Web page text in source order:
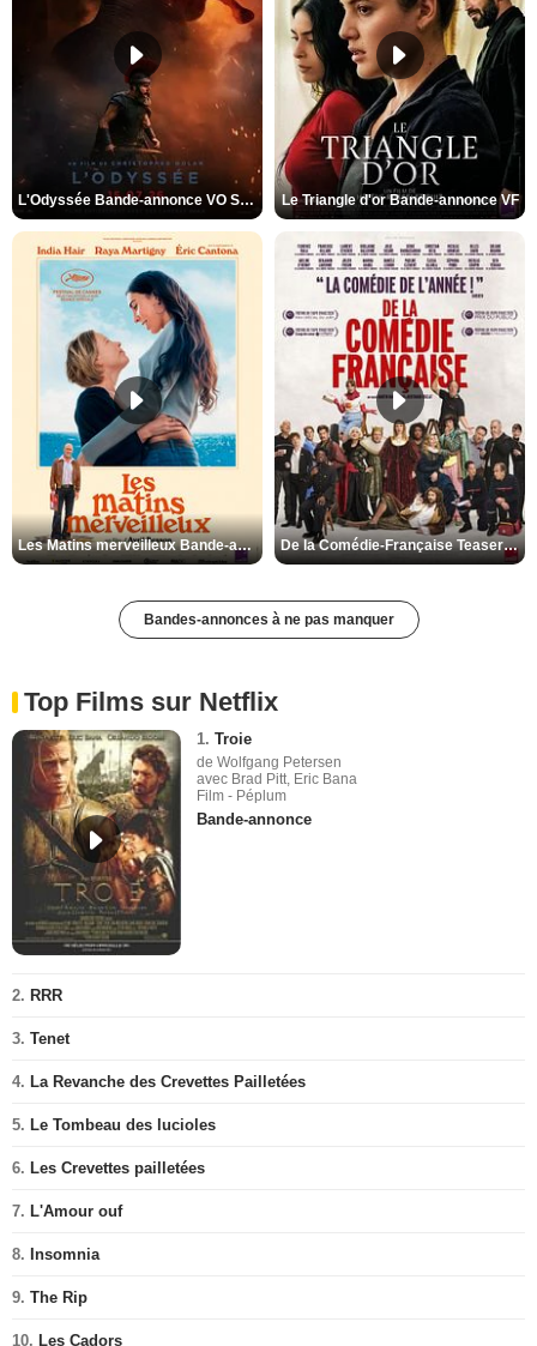
L'Odyssée Bande-annonce VO STFR Le Triangle d'or Bande-annonce VF
Les Matins merveilleux Bande-annonce VF De la Comédie-Française Teaser VF
Bandes-annonces à ne pas manquer
Top Films sur Netflix
1. Troie
de Wolfgang Petersen
avec Brad Pitt, Eric Bana
Film - Péplum
Bande-annonce
2. RRR
3. Tenet
4. La Revanche des Crevettes Pailletées
5. Le Tombeau des lucioles
6. Les Crevettes pailletées
7. L'Amour ouf
8. Insomnia
9. The Rip
10. Les Cadors